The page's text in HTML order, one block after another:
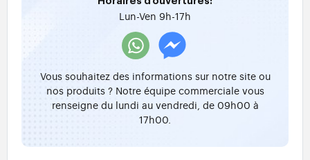
Lun-Ven 9h-17h
Vous souhaitez des informations sur notre site ou
nos produits ? Notre équipe commerciale vous
renseigne du lundi au vendredi, de 09h00 à
17h00.